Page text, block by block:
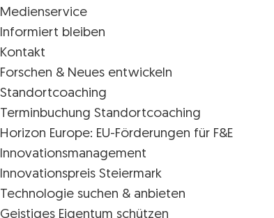
Medienservice
Informiert bleiben
Kontakt
Forschen & Neues entwickeln
Standortcoaching
Terminbuchung Standortcoaching
Horizon Europe: EU-Förderungen für F&E
Innovations­management
Innovationspreis Steiermark
Technologie suchen & anbieten
Geistiges Eigentum schützen